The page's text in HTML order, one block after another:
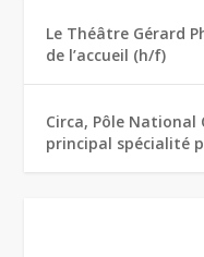
Le Théâtre Gérard
de l’accueil (h/f)
Circa, Pôle
principal spécialité